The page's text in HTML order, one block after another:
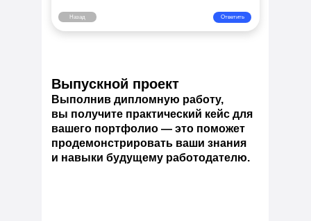
Выпускной проект
Выполнив дипломную работу,
вы получите практический кейс для
вашего портфолио — это поможет
продемонстрировать ваши знания
и навыки будущему работодателю.
Ответить
Назад